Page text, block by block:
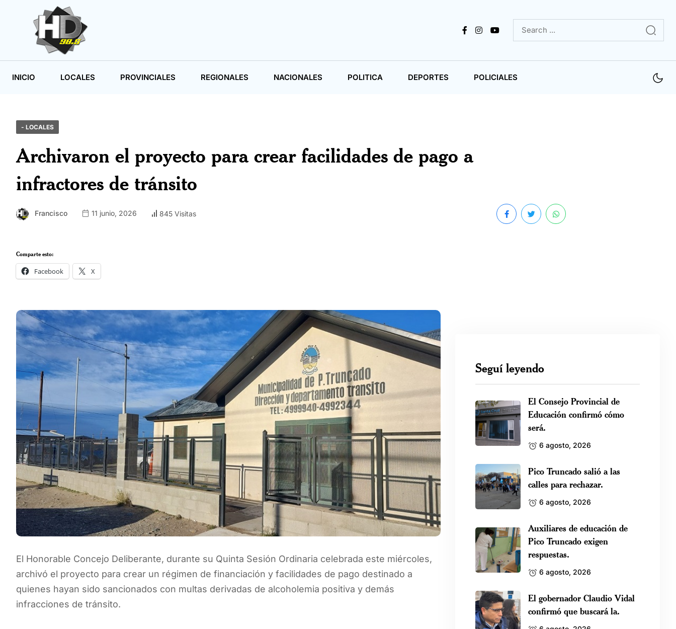
INICIO LOCALES PROVINCIALES REGIONALES NACIONALES POLITICA DEPORTES POLICIALES
- LOCALES
Archivaron el proyecto para crear facilidades de pago a
infractores de tránsito
Francisco 11 junio, 2026 845 Visitas
Comparte esto:
Facebook X
El Honorable Concejo Deliberante, durante su Quinta Sesión Ordinaria celebrada este miércoles,
archivó el proyecto para crear un régimen de financiación y facilidades de pago destinado a
quienes hayan sido sancionados con multas derivadas de alcoholemia positiva y demás
infracciones de tránsito.
Seguí leyendo
El Consejo Provincial de
Educación confirmó cómo
será.
6 agosto, 2026
Pico Truncado salió a las
calles para rechazar.
6 agosto, 2026
Auxiliares de educación de
Pico Truncado exigen
respuestas.
6 agosto, 2026
El gobernador Claudio Vidal
confirmó que buscará la.